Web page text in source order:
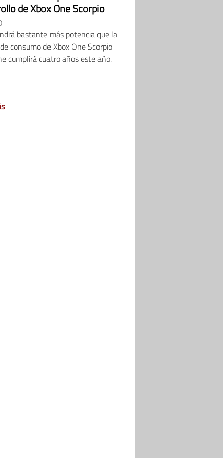
de Xbox One Scorpio
bastante más potencia que la
consumo de Xbox One Scorpio
cumplirá cuatro años este año.